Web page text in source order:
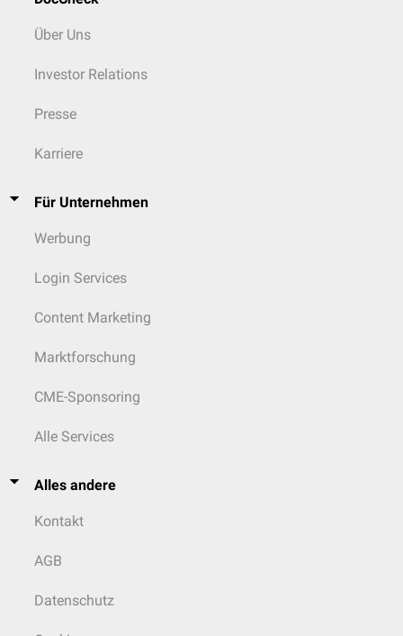
Über Uns
Investor Relations
Presse
Karriere
Für Unternehmen
Werbung
Login Services
Content Marketing
Marktforschung
CME-Sponsoring
Alle Services
Alles andere
Kontakt
AGB
Datenschutz